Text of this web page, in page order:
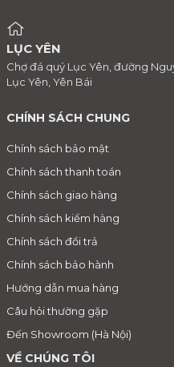
LỤC YÊN
Chợ đá quý Lục Yên, đường
Lục Yên, Yên Bái
CHÍNH SÁCH CHUNG
Chính sách bảo mật
Chính sách thanh toán
Chính sách giao hàng
Chính sách kiểm hàng
Chính sách đổi trả
Chính sách bảo hành
Hướng dẫn mua hàng
Câu hỏi thường gặp
Đến Showroom (Hà Nội)
VỀ CHÚNG TÔI